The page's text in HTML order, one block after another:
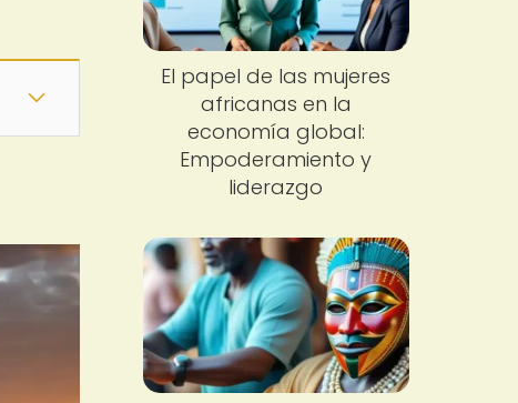
El papel de las mujeres
africanas en la
economía global:
Empoderamiento y
liderazgo